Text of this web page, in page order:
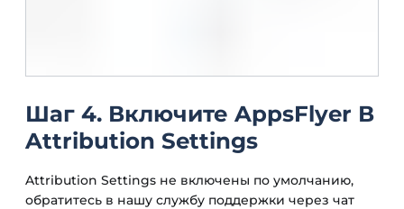
Шаг 4. Включите AppsFlyer В
Attribution Settings
Attribution Settings не включены по умолчанию,
обратитесь в нашу службу поддержки через чат